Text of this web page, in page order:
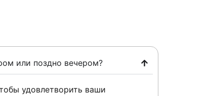
или поздно вечером?
удовлетворить ваши